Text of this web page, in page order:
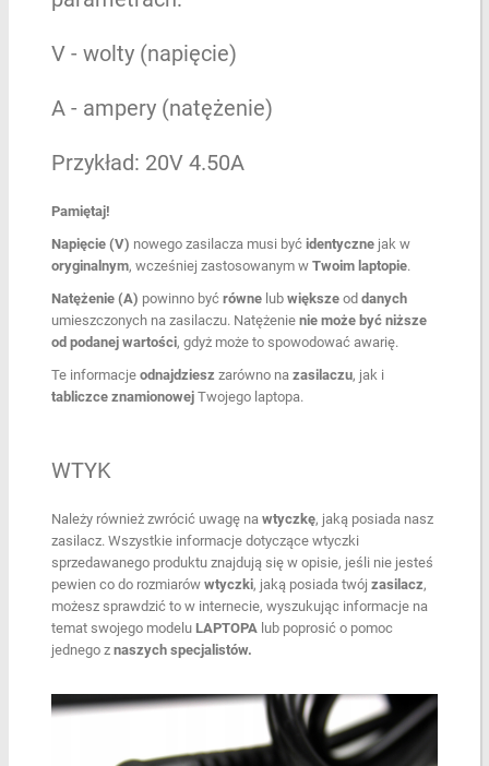
V - wolty (napięcie)
A - ampery (natężenie)
Przykład: 20V 4.50A
Pamiętaj!
Napięcie (V) nowego zasilacza musi być identycznejak w
oryginalnym, wcześniej zastosowanym w Twoim laptopie.
Natężenie (A) powinno być równelub większeod danych
umieszczonych na zasilaczu. Natężenie nie może być niższe
od podanej wartości, gdyż może to spowodować awarię.
Te informacje odnajdziesz zarówno na zasilaczu, jak i
tabliczce znamionowejTwojego laptopa.
WTYK
Należy również zwrócić uwagę na wtyczkę, jaką posiada nasz
zasilacz. Wszystkie informacje dotyczące wtyczki
sprzedawanego produktu znajdują się w opisie, jeśli nie jesteś
pewien co do rozmiarów wtyczki, jaką posiada twój zasilacz,
możesz sprawdzić to w internecie, wyszukując informacje na
temat swojego modelu LAPTOPA lub poprosić o pomoc
jednego z naszych specjalistów.